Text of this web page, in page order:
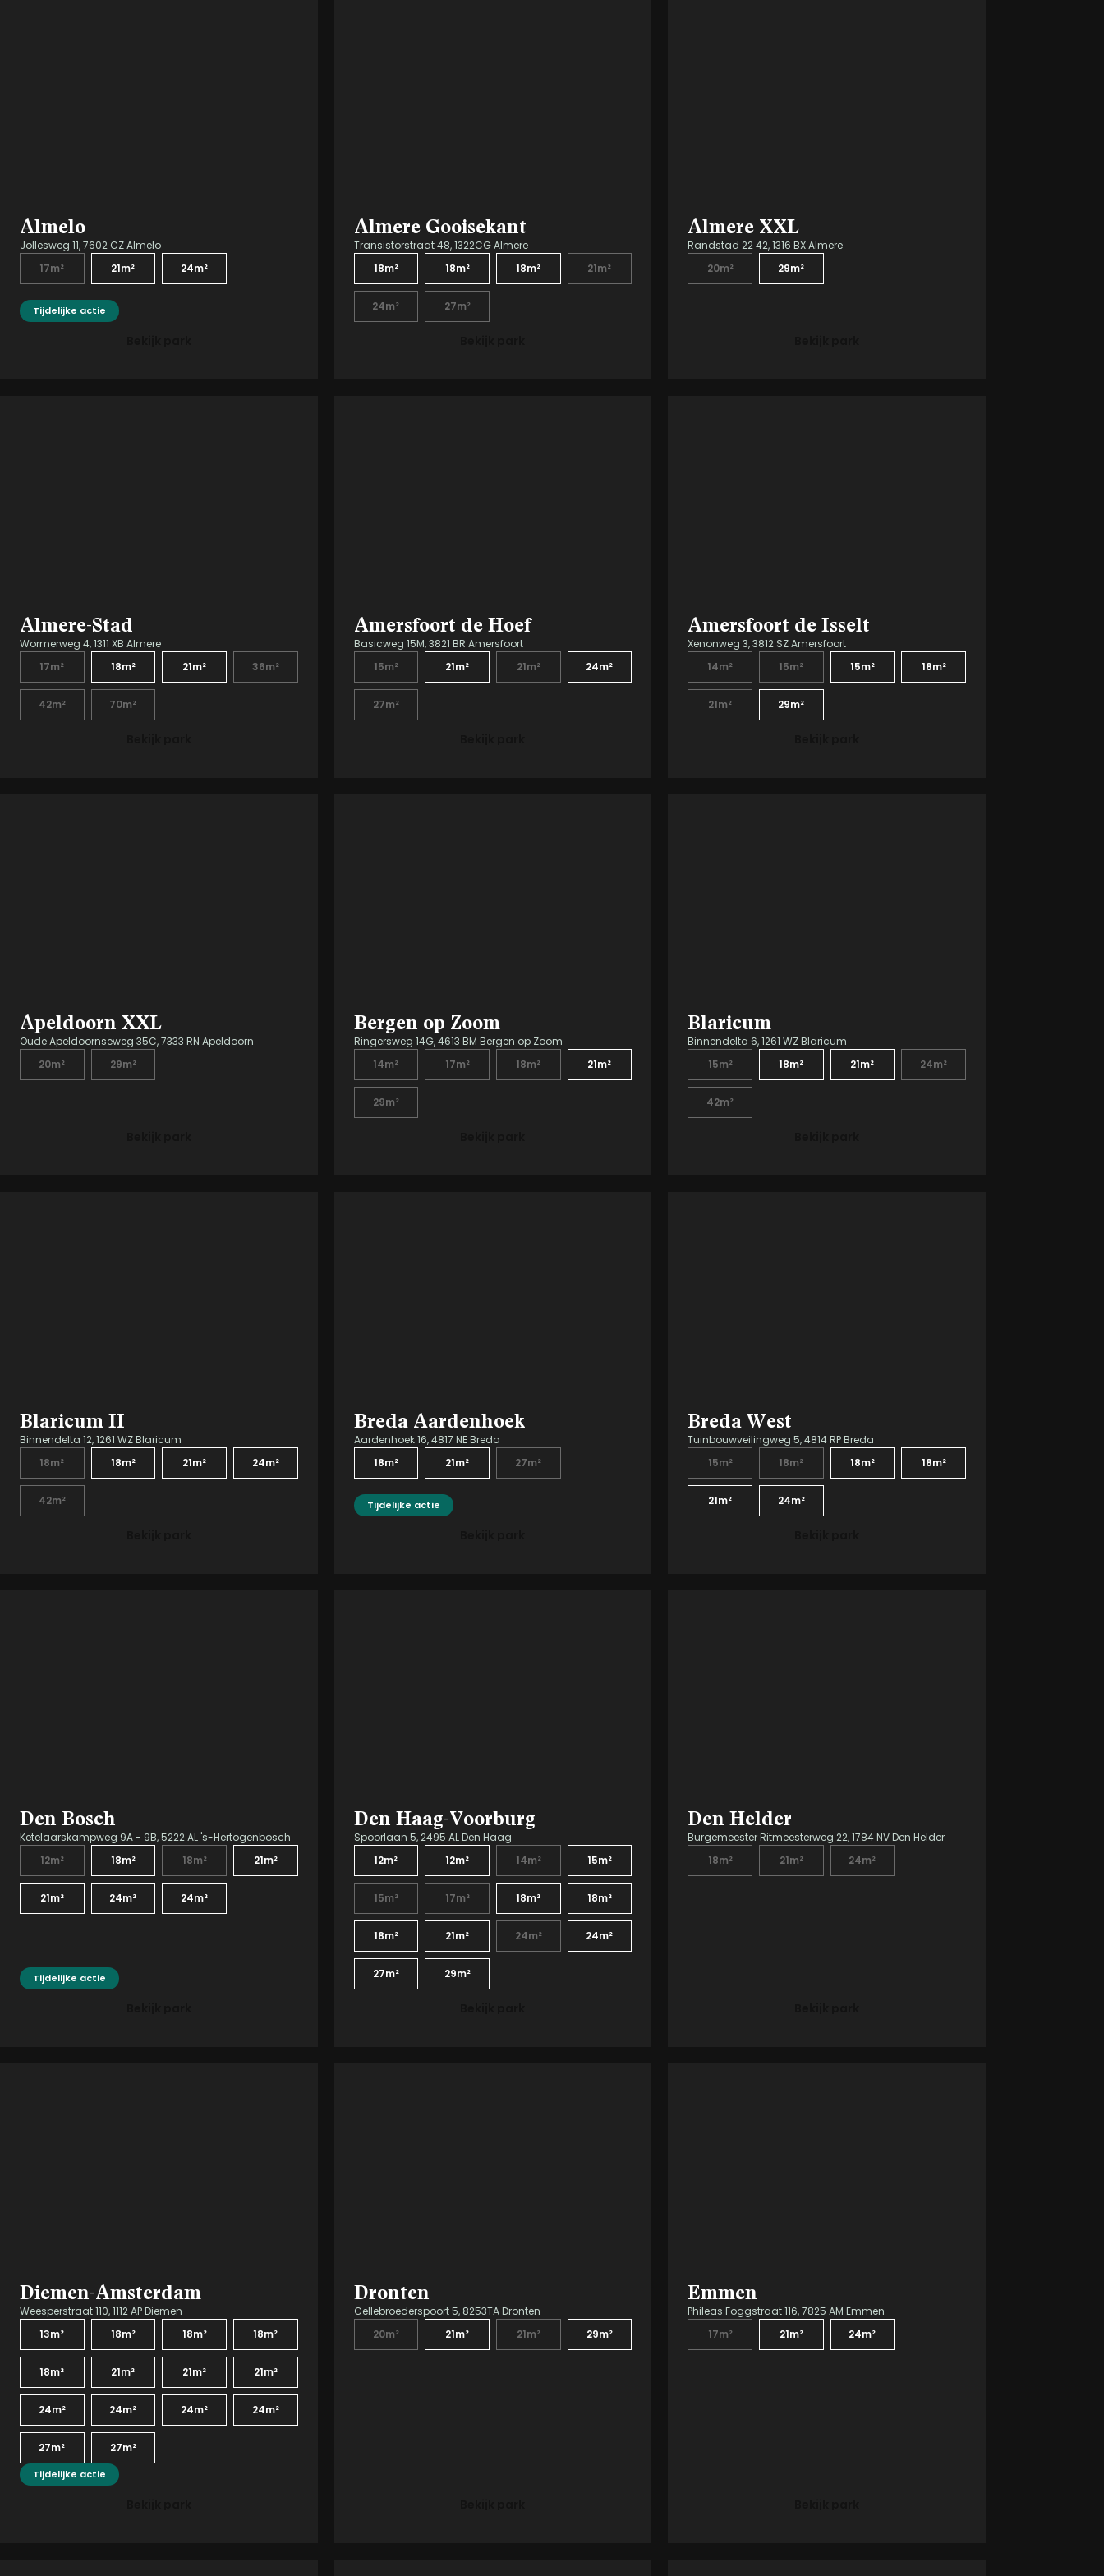
Almelo
Jollesweg 11, 7602 CZ Almelo
17m²
21m² 24m²
Tijdelijke actie
Almere Gooisekant
Transistorstraat 48, 1322CG Almere
18m²
18m² 18m² 21m²
24m² 27m²
Almere XXL
Randstad 22 42, 1316 BX Almere
20m²
29m²
Almere-Stad
Wormerweg 4, 1311 XB Almere
17m²
18m² 21m² 36m²
42m² 70m²
Amersfoort de Hoef
Basicweg 15M, 3821 BR Amersfoort
15m²
21m² 21m² 24m²
27m²
Amersfoort de Isselt
Xenonweg 3, 3812 SZ Amersfoort
14m²
15m² 15m² 18m²
21m² 29m²
Apeldoorn XXL
Oude Apeldoornseweg 35C, 7333 RN Apeldoorn
20m²
29m²
Bergen op Zoom
Ringersweg 14G, 4613 BM Bergen op Zoom
14m²
17m² 18m² 21m²
29m²
Blaricum
Binnendelta 6, 1261 WZ Blaricum
15m²
18m² 21m² 24m²
42m²
Blaricum II
Binnendelta 12, 1261 WZ Blaricum
18m²
18m² 21m² 24m²
42m²
Breda Aardenhoek
Aardenhoek 16, 4817 NE Breda
18m²
21m² 27m²
Tijdelijke actie
Breda West
Tuinbouwveilingweg 5, 4814 RP Breda
15m²
18m² 18m² 18m²
21m² 24m²
Den Bosch
Ketelaarskampweg 9A - 9B, 5222 AL 's-Hertogenbosch
12m²
18m² 18m² 21m²
21m² 24m² 24m²
Tijdelijke actie
Den Haag-Voorburg
Spoorlaan 5, 2495 AL Den Haag
12m²
12m² 14m² 15m²
15m² 17m² 18m² 18m²
18m² 21m² 24m² 24m²
27m² 29m²
Den Helder
Burgemeester Ritmeesterweg 22, 1784 NV Den Helder
18m²
21m² 24m²
Diemen-Amsterdam
Weesperstraat 110, 1112 AP Diemen
13m²
18m² 18m² 18m²
18m² 21m² 21m² 21m²
24m² 24m² 24m² 24m²
27m² 27m²
Tijdelijke actie
Dronten
Cellebroederspoort 5, 8253TA Dronten
20m²
21m² 21m² 29m²
Emmen
Phileas Foggstraat 116, 7825 AM Emmen
17m²
21m² 24m²